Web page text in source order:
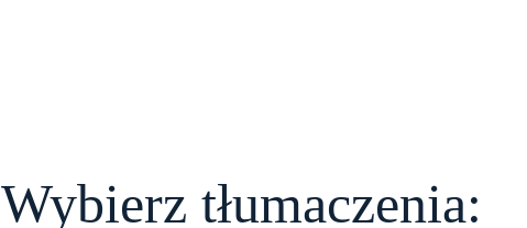
Wybierz tłumaczenia: